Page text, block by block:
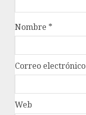
Nombre *
Correo electrónico
Web